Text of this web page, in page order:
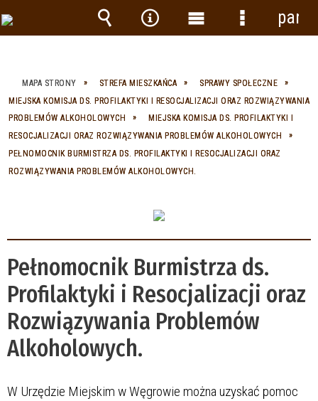
MAPA STRONY STREFA MIESZKAŃCA
SPRAWY SPOŁECZNE
MIEJSKA KOMISJA DS. PROFILAKTYKI I RESOCJALIZACJI ORAZ ROZWIĄZYWANIA
PROBLEMÓW ALKOHOLOWYCH
MIEJSKA KOMISJA DS. PROFILAKTYKI I
RESOCJALIZACJI ORAZ ROZWIĄZYWANIA PROBLEMÓW ALKOHOLOWYCH
PEŁNOMOCNIK BURMISTRZA DS. PROFILAKTYKI I RESOCJALIZACJI ORAZ
ROZWIĄZYWANIA PROBLEMÓW ALKOHOLOWYCH.
Pełnomocnik Burmistrza ds.
Profilaktyki i Resocjalizacji oraz
Rozwiązywania Problemów
Alkoholowych.
W Urzędzie Miejskim w Węgrowie można uzyskać pomoc
Wyszukiwarka
Narzędzia
Menu Menu
panel